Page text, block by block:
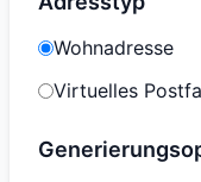
Wohnadresse
Virtuelles